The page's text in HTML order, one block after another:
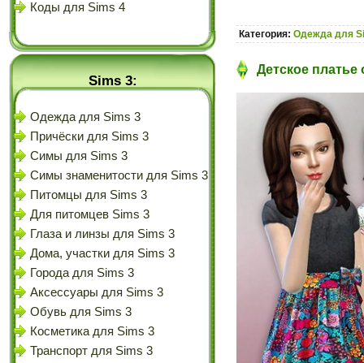
Коды для Sims 4
Sims 3:
Одежда для Sims 3
Причёски для Sims 3
Симы для Sims 3
Симы знаменитости для Sims 3
Питомцы для Sims 3
Для питомцев Sims 3
Глаза и линзы для Sims 3
Дома, участки для Sims 3
Города для Sims 3
Аксессуары для Sims 3
Обувь для Sims 3
Косметика для Sims 3
Транспорт для Sims 3
Категория: Одежда для
Детское платье